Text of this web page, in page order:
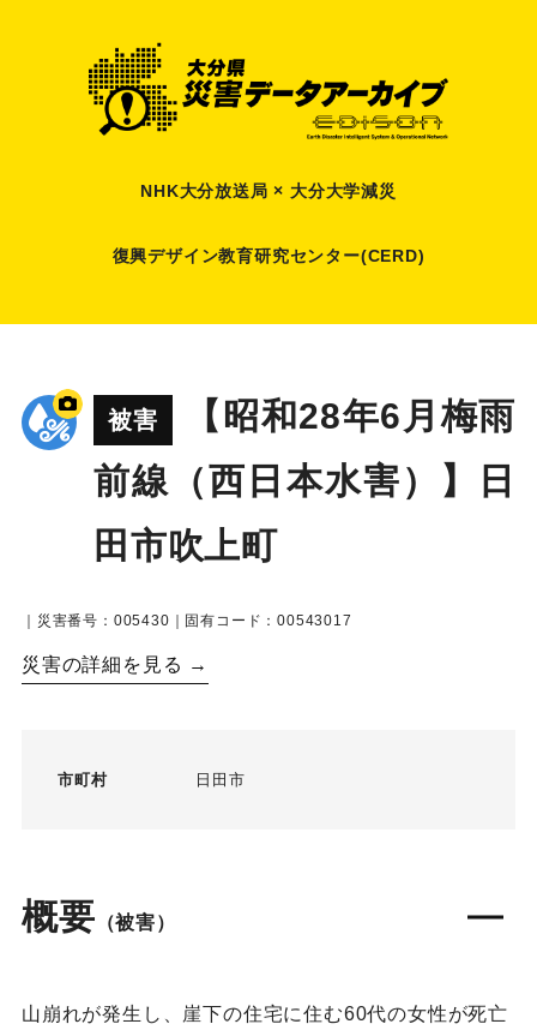
NHK大分放送局 × 大分大学減災
復興デザイン教育研究センター(CERD)
被害
【昭和28年6月梅雨
前線（西日本水害）】日
田市吹上町
｜災害番号：005430｜固有コード：00543017
災害の詳細を見る →
市町村 日田市
概要 （被害）
山崩れが発生し、崖下の住宅に住む60代の女性が死亡